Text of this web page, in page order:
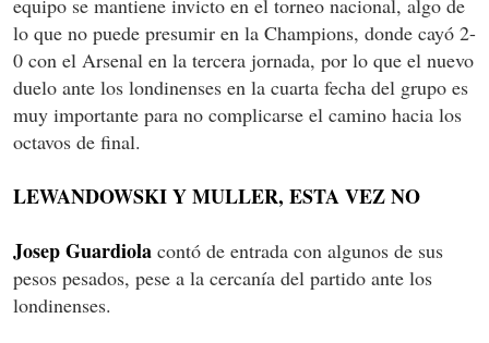
lo que no puede presumir en la Champions, donde cayó 2-
0 con el Arsenal en la tercera jornada, por lo que el nuevo
duelo ante los londinenses en la cuarta fecha del grupo es
muy importante para no complicarse el camino hacia los
octavos de final.
LEWANDOWSKI Y MULLER, ESTA VEZ NO
Josep Guardiola contó de entrada con algunos de sus
pesos pesados, pese a la cercanía del partido ante los
londinenses.